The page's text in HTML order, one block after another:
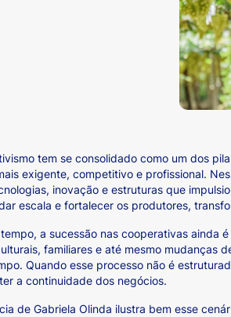
tem se consolidado como um dos
exigente, competitivo e profissional.
inovação e estruturas que
escala e fortalecer os produtores,
a sucessão nas cooperativas ainda
familiares e até mesmo mudanças
Quando esse processo não é
a continuidade dos negócios.
de Gabriela Olinda ilustra bem esse